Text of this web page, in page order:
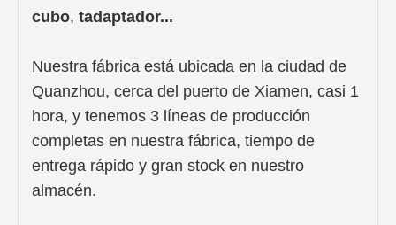
cubo, tadaptador...
Nuestra fábrica está ubicada en la ciudad de
Quanzhou, cerca del puerto de Xiamen, casi 1
hora, y tenemos 3 líneas de producción
completas en nuestra fábrica, tiempo de
entrega rápido y gran stock en nuestro
almacén.